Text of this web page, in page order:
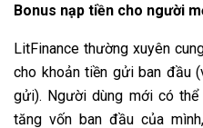
Bonus nạp tiền cho người
LitFinance thường xuyên
cho khoản tiền gửi ban đầu
gửi). Người dùng mới có
tăng vốn ban đầu của